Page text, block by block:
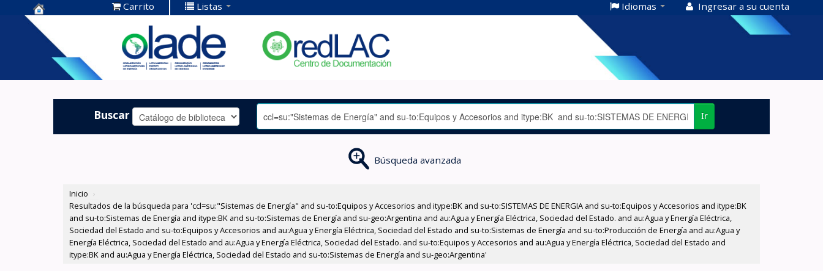
Centro de
Documentación
OLADE -
Carrito Listas Idiomas Ingresar a su cuenta
Buscar Ir
Búsqueda avanzada
Inicio ›
Resultados de la búsqueda para 'ccl=su:"Sistemas de Energía" and su-to:Equipos y Accesorios and itype:BK and su-to:SISTEMAS DE ENERGIA and su-to:Equipos y Accesorios and itype:BK
and su-to:Sistemas de Energía and itype:BK and su-to:Sistemas de Energía and su-geo:Argentina and au:Agua y Energía Eléctrica, Sociedad del Estado. and au:Agua y Energía Eléctrica,
Sociedad del Estado and su-to:Equipos y Accesorios and au:Agua y Energía Eléctrica, Sociedad del Estado and su-to:Sistemas de Energía and su-to:Producción de Energía and au:Agua y
Energía Eléctrica, Sociedad del Estado and au:Agua y Energía Eléctrica, Sociedad del Estado. and su-to:Equipos y Accesorios and au:Agua y Energía Eléctrica, Sociedad del Estado and
itype:BK and au:Agua y Energía Eléctrica, Sociedad del Estado and su-to:Sistemas de Energía and su-geo:Argentina'